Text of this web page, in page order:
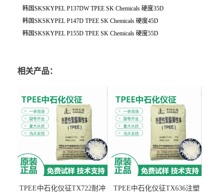
韩国SKSKYPEL P137DW TPEE SK Chemicals 硬度35D
韩国SKSKYPEL P147D TPEE SK Chemicals 硬度45D
韩国SKSKYPEL P155D TPEE SK Chemicals 硬度55D
相关产品：
TPEE中石化仪征TX722耐冲
TPEE中石化仪征TX636注塑